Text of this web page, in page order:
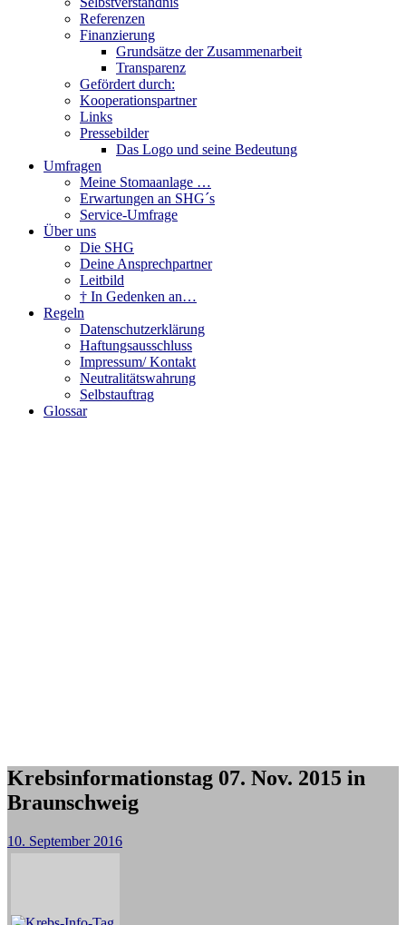
Referenzen
Finanzierung
Grundsätze der Zusammenarbeit
Transparenz
Gefördert durch:
Kooperationspartner
Links
Pressebilder
Das Logo und seine Bedeutung
Umfragen
Meine Stomaanlage …
Erwartungen an SHG´s
Service-Umfrage
Über uns
Die SHG
Deine Ansprechpartner
Leitbild
† In Gedenken an…
Regeln
Datenschutzerklärung
Haftungsausschluss
Impressum/ Kontakt
Neutralitätswahrung
Selbstauftrag
Glossar
Krebsinformationstag 07. Nov. 2015 in
Braunschweig
10. September 2016